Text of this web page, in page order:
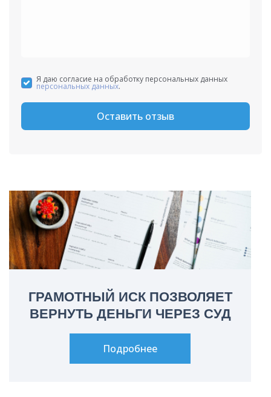
Я даю согласие на обработку персональных данных
персональных данных.
Оставить отзыв
ГРАМОТНЫЙ ИСК ПОЗВОЛЯЕТ
ВЕРНУТЬ ДЕНЬГИ ЧЕРЕЗ СУД
Подробнее